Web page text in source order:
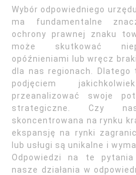
Wybór odpowiedniego
ma fundamentalne
ochrony prawnej znaku
może skutkować
opóźnieniami lub wręcz
dla nas regionach.
podjęciem
przeanalizować swoje
strategiczne. Czy
skoncentrowana na rynku
ekspansję na rynki
lub usługi są unikalne i
Odpowiedzi na te
nasze działania w